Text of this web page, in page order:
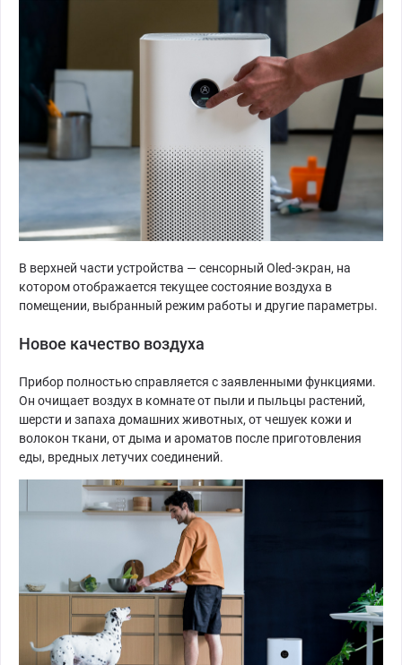
В верхней части устройства — сенсорный Oled-экран, на
котором отображается текущее состояние воздуха в
помещении, выбранный режим работы и другие параметры.
Новое качество воздуха
Прибор полностью справляется с заявленными функциями.
Он очищает воздух в комнате от пыли и пыльцы растений,
шерсти и запаха домашних животных, от чешуек кожи и
волокон ткани, от дыма и ароматов после приготовления
еды, вредных летучих соединений.